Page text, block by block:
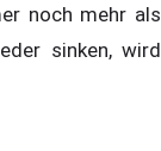
noch mehr als
sinken, wird